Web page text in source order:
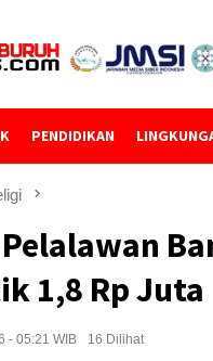
PENDIDIKAN
1,8 Rp Juta
- 05:21 WIB 16 Dilihat